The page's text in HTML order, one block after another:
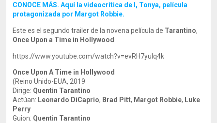
CONOCE MÁS. Aquí la videocrítica de I, Tonya, película
protagonizada por Margot Robbie.
Este es el segundo trailer de la novena película de Tarantino,
Once Upon a Time in Hollywood
https://www.youtube.com/watch?v=evRH7yuIq4k
Once Upon A Time in Hollywood
(Reino Unido-EUA, 2019
Dirige: Quentin Tarantino
Actúan: Leonardo DiCaprio, Brad Pitt, Margot Robbie, Luke
Perry
Guion: Quentin Tarantino